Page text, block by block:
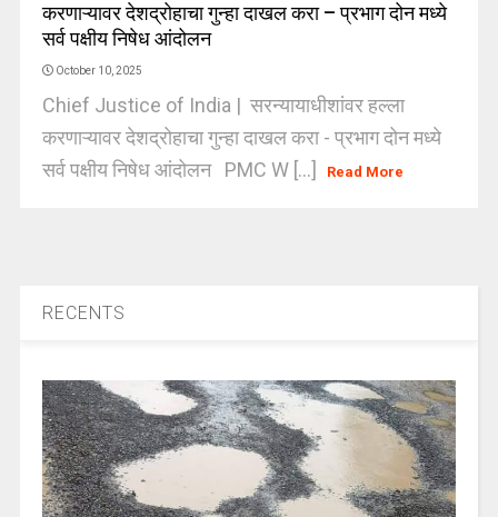
करणाऱ्यावर देशद्रोहाचा गुन्‍हा दाखल करा – प्रभाग दोन मध्ये
सर्व पक्षीय निषेध आंदोलन
October 10, 2025
Chief Justice of India | सरन्‍यायाधीशांवर हल्‍ला
करणाऱ्यावर देशद्रोहाचा गुन्‍हा दाखल करा - प्रभाग दोन मध्ये
सर्व पक्षीय निषेध आंदोलन PMC W [...]
Read More
RECENTS